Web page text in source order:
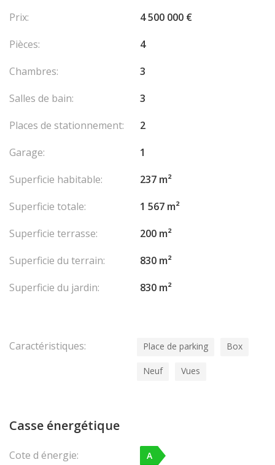
Prix:
4 500 000 €
Pièces:
4
Chambres:
3
Salles de bain:
3
Places de stationnement:
2
Garage:
1
Superficie habitable:
237 m²
Superficie totale:
1 567 m²
Superficie terrasse:
200 m²
Superficie du terrain:
830 m²
Superficie du jardin:
830 m²
Caractéristiques: Place de parking Box
Neuf Vues
Casse énergétique
Cote d énergie: A